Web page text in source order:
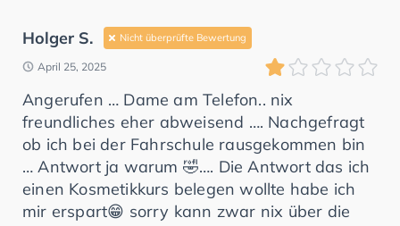
Holger S. Nicht überprüfte Bewertung
April 25, 2025
Angerufen … Dame am Telefon.. nix
freundliches eher abweisend …. Nachgefragt
ob ich bei der Fahrschule rausgekommen bin
… Antwort ja warum 🤣…. Die Antwort das ich
einen Kosmetikkurs belegen wollte habe ich
mir erspart😁 sorry kann zwar nix über die